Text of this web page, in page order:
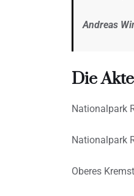
Andreas
Die
Nationalpark
Nationalpark
Oberes